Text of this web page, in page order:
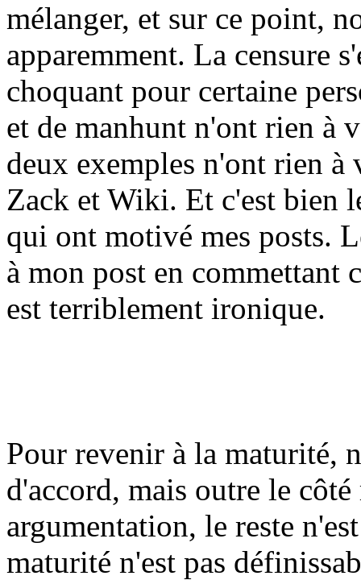
mélanger, et sur ce point,
apparemment. La censure
choquant pour certaine
et de manhunt n'ont rien à
deux exemples n'ont rien
Zack et Wiki. Et c'est bien
qui ont motivé mes posts.
à mon post en commettant
est terriblement ironique.
Pour revenir à la maturité,
d'accord, mais outre le
argumentation, le reste
maturité n'est pas